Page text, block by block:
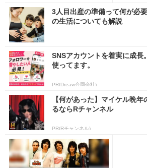
3人目出産の準備って何が必
の生活についても解説
SNSアカウントを着実に成長
使ってます。
PR(Dreaw合同会社)
【何があった】マイケル晩
るならRチャンネル
PR(Rチャンネル)